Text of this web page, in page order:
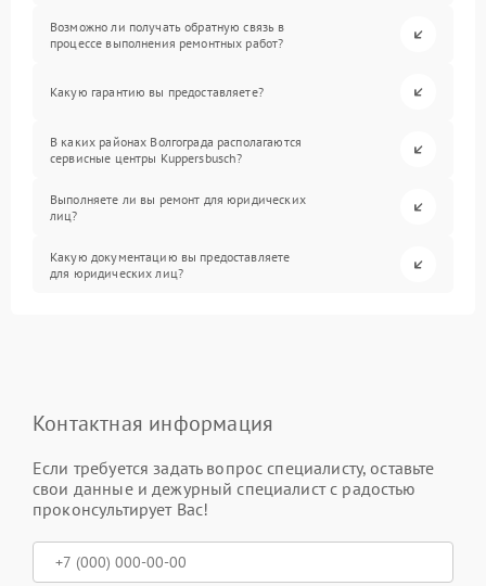
Возможно ли получать обратную связь в
процессе выполнения ремонтных работ?
Какую гарантию вы предоставляете?
В каких районах Волгограда располагаются
сервисные центры Kuppersbusch?
Выполняете ли вы ремонт для юридических
лиц?
Какую документацию вы предоставляете
для юридических лиц?
Контактная информация
Если требуется задать вопрос специалисту, оставьте
свои данные и дежурный специалист с радостью
проконсультирует Вас!